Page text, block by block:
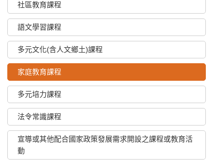
社區教育課程
語文學習課程
多元文化(含人文鄉土)課程
家庭教育課程
多元培力課程
法令常識課程
宣導或其他配合國家政策發展需求開設之課程或教育活
動